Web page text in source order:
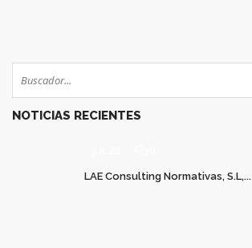
NOTICIAS RECIENTES
LAE Consulting Normativas, S.L,...